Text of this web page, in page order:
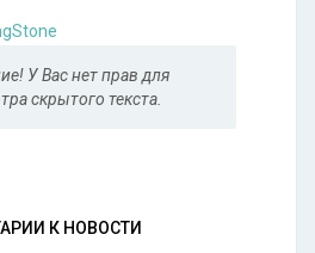
У Вас нет прав для
скрытого текста.
К НОВОСТИ